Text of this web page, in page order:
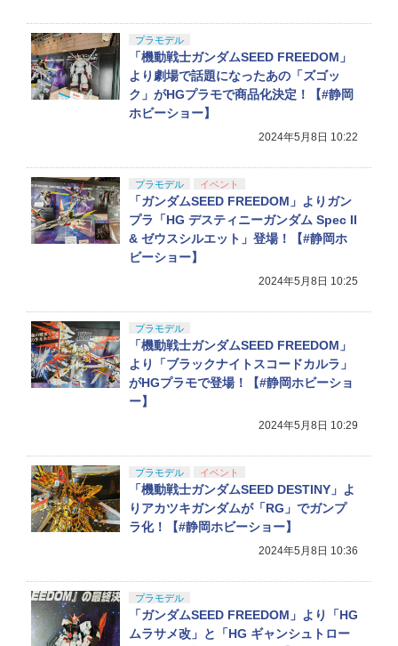
プラモデル
「機動戦士ガンダムSEED FREEDOM」
より劇場で話題になったあの「ズゴッ
ク」がHGプラモで商品化決定！【#静岡
ホビーショー】
2024年5月8日 10:22
プラモデル イベント
「ガンダムSEED FREEDOM」よりガン
プラ「HG デスティニーガンダム Spec II
& ゼウスシルエット」登場！【#静岡ホ
ビーショー】
2024年5月8日 10:25
プラモデル
「機動戦士ガンダムSEED FREEDOM」
より「ブラックナイトスコードカルラ」
がHGプラモで登場！【#静岡ホビーショ
ー】
2024年5月8日 10:29
プラモデル イベント
「機動戦士ガンダムSEED DESTINY」よ
りアカツキガンダムが「RG」でガンプ
ラ化！【#静岡ホビーショー】
2024年5月8日 10:36
プラモデル
「ガンダムSEED FREEDOM」より「HG
ムラサメ改」と「HG ギャンシュトロー